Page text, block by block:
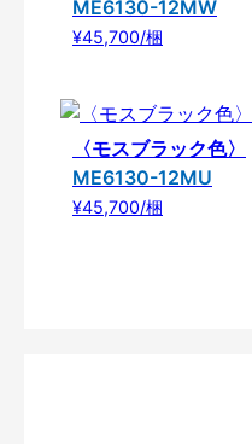
ME6130-12MW
¥45,700/梱
〈モスブラック色〉
ME6130-12MU
¥45,700/梱